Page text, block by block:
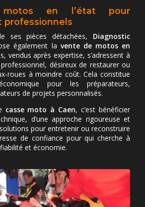
en l’état pour
professionnels
ses pièces détachées, Diagnostic
également la vente de motos en
vendus après expertise, s’adressent à
désireux de restaurer ou
roues à moindre coût. Cela constitue
pour les préparateurs,
de projets personnalisés.
casse moto à Caen, c’est bénéficier
d’une approche rigoureuse et
pour entretenir ou reconstruire
de confiance pour qui cherche à
et économie.